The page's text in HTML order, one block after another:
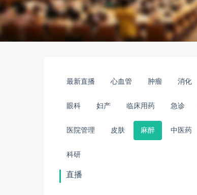
最新直播 心血管 肿瘤 消化
眼科 妇产 临床用药 急诊
医院管理 皮肤 麻醉 中医药
科研
直播